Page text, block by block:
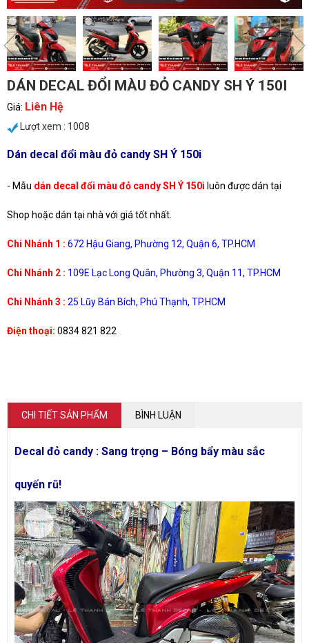
DÁN DECAL ĐỔI MÀU ĐỎ CANDY SH Ý 150I
Giá: Liên Hệ
Lượt xem : 1008
Dán decal đổi màu đỏ candy SH Ý 150i
- Mẫu dán decal đổi màu đỏ candy SH Ý 150i luôn được dán tại
Shop hoặc dán tại nhà với giá tốt nhất.
Chi Nhánh 1 : 672 Hậu Giang, Phường 12, Quận 6, TP.HCM
Chi Nhánh 2 : 109E Lạc Long Quân, Phường 3, Quận 11, TP.HCM
Chi Nhánh 3 : 25 Lũy Bán Bích, Phú Thạnh, TP.HCM
Điện thoại: 0834 821 822
CHI TIẾT SẢN PHẨM BÌNH LUẬN
Decal đỏ candy : Sang trọng – Bóng bẩy màu sắc
quyến rũ!